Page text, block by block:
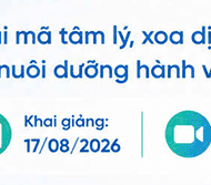
thiết kiểm tra
kể trên và có thể có 2
thân sống t10